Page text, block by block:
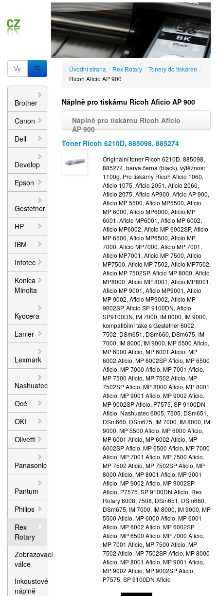
Brother
Canon
Dell
Develop
Epson
Gestetner
HP
IBM
Infotec
Konica
Minolta
Kyocera
Lanier
Lexmark
Nashuatec
Océ
OKI
Olivetti
Panasonic
Pantum
Philips
Rex
Rotary
Zobrazovací
válce
Inkoustové
náplně
Úvodní strana / Rex Rotary / Tonery do tiskáren /
Ricoh Aficio AP 900
Náplně pro tiskárnu Ricoh Aficio AP 900
Náplně pro tiskárnu Ricoh Aficio
AP 900
Toner Ricoh 6210D, 885098, 885274
Originální toner Ricoh 6210D, 885098,
885274, barva černá (black), výtěžnost
1100g. Pro tiskárny Ricoh Aficio 1060,
Aficio 1075, Aficio 2051, Aficio 2060,
Aficio 2075, Aficio AP900, Aficio AP 900,
Aficio MP 5500, Aficio MP5500, Aficio
MP 6000, Aficio MP6000, Aficio MP
6001, Aficio MP6001, Aficio MP 6002,
Aficio MP6002, Aficio MP 6002SP, Aficio
MP 6500, Aficio MP6500, Aficio MP
7000, Aficio MP7000, Aficio MP 7001,
Aficio MP7001, Aficio MP 7500, Aficio
MP7500, Aficio MP 7502, Aficio MP7502,
Aficio MP 7502SP, Aficio MP 8000, Aficio
MP8000, Aficio MP 8001, Aficio MP8001,
Aficio MP 9001, Aficio MP9001, Aficio
MP 9002, Aficio MP9002, Aficio MP
9002SP, Aficio SP 9100DN, Aficio
SP9100DN, IM 7000, IM 8000, IM 9000,
kompatibilní také s Gestetner 6002,
7502, DSm651, DSm660, DSm675, IM
7000, IM 8000, IM 9000, MP 5500 Aficio,
MP 6000 Aficio, MP 6001 Aficio, MP
6002 Aficio, MP 6002SP Aficio, MP 6500
Aficio, MP 7000 Aficio, MP 7001 Aficio,
MP 7500 Aficio, MP 7502 Aficio, MP
7502SP Aficio, MP 8000 Aficio, MP 8001
Aficio, MP 9001 Aficio, MP 9002 Aficio,
MP 9002SP Aficio, P7575, SP 9100DN
Aficio, Nashuatec 6005, 7505, DSm651,
DSm660, DSm675, IM 7000, IM 8000, IM
9000, MP 5500 Aficio, MP 6000 Aficio,
MP 6001 Aficio, MP 6002 Aficio, MP
6002SP Aficio, MP 6500 Aficio, MP 7000
Aficio, MP 7001 Aficio, MP 7500 Aficio,
MP 7502 Aficio, MP 7502SP Aficio, MP
8000 Aficio, MP 8001 Aficio, MP 9001
Aficio, MP 9002 Aficio, MP 9002SP
Aficio, P7575, SP 9100DN Aficio, Rex
Rotary 6008, 7508, DSm651, DSm660,
DSm675, IM 7000, IM 8000, IM 9000, MP
5500 Aficio, MP 6000 Aficio, MP 6001
Aficio, MP 6002 Aficio, MP 6002SP
Aficio, MP 6500 Aficio, MP 7000 Aficio,
MP 7001 Aficio, MP 7500 Aficio, MP
7502 Aficio, MP 7502SP Aficio, MP 8000
Aficio, MP 8001 Aficio, MP 9001 Aficio,
MP 9002 Aficio, MP 9002SP Aficio,
P7575, SP 9100DN Aficio